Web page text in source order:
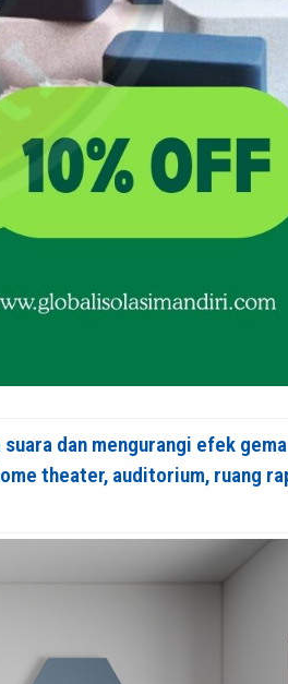
dan mengurangi efek
theater, auditorium, ruang